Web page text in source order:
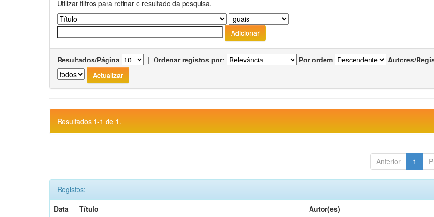
Utilizar filtros para refinar o resultado da pesquisa.
Resultados/Página | Ordenar registos por: Por ordem Autores/
Resultados 1-1 de 1.
Anterior 1
Registos:
Data
Título Autor(es)